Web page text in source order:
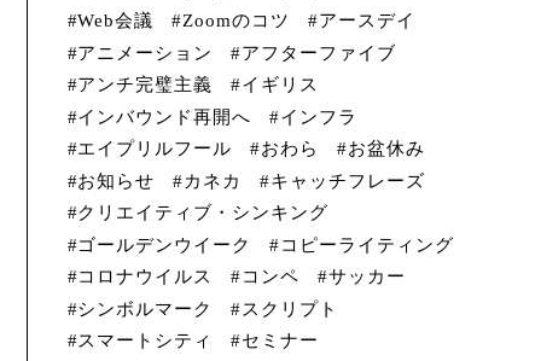
Web会議
Zoomのコツ
アースデイ
アニメーション
アフターファイブ
アンチ完璧主義
イギリス
インバウンド再開へ
インフラ
エイプリルフール
おわら
お盆休み
お知らせ
カネカ
キャッチフレーズ
クリエイティブ・シンキング
ゴールデンウイーク
コピーライティング
コロナウイルス
コンペ
サッカー
シンボルマーク
スクリプト
スマートシティ
セミナー